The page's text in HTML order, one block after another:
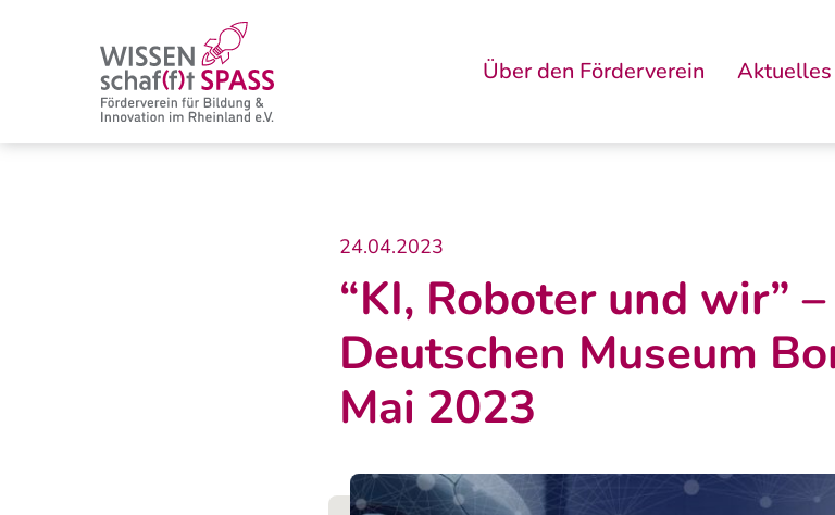
Über den Förderverein Aktuelles
24.04.2023
“KI, Roboter und wir”
Deutschen Museum
Mai 2023